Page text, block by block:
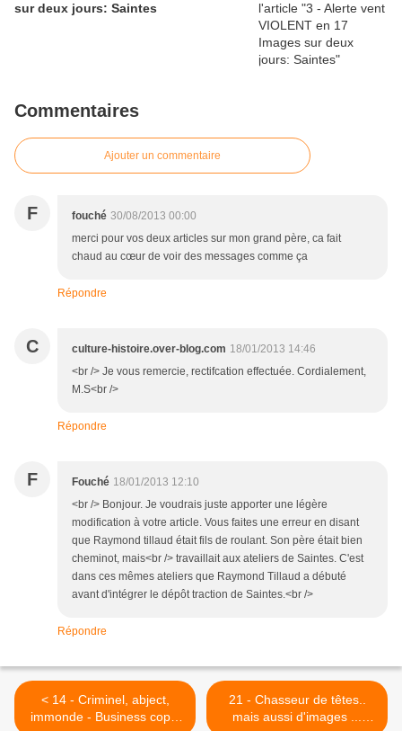
sur deux jours: Saintes
Commentaires
Ajouter un commentaire
F fouché 30/08/2013 00:00
merci pour vos deux articles sur mon grand père, ca fait
chaud au cœur de voir des messages comme ça
Répondre
C culture-histoire.over-blog.com 18/01/2013 14:46
<br /> Je vous remercie, rectifcation effectuée. Cordialement,
M.S<br />
Répondre
F Fouché 18/01/2013 12:10
<br /> Bonjour. Je voudrais juste apporter une légère
modification à votre article. Vous faites une erreur en disant
que Raymond tillaud était fils de roulant. Son père était bien
cheminot, mais<br /> travaillait aux ateliers de Saintes. C'est
dans ces mêmes ateliers que Raymond Tillaud a débuté
avant d'intégrer le dépôt traction de Saintes.<br />
Répondre
< 14 - Criminel, abject,
immonde - Business copie
21 - Chasseur de têtes..
mais aussi d'images ...